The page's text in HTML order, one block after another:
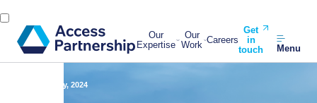
Our
Expertise
Our
Work Careers
Get
in
touch
Menu
2 July, 2024